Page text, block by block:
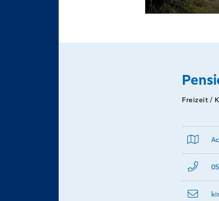
Freizeit /